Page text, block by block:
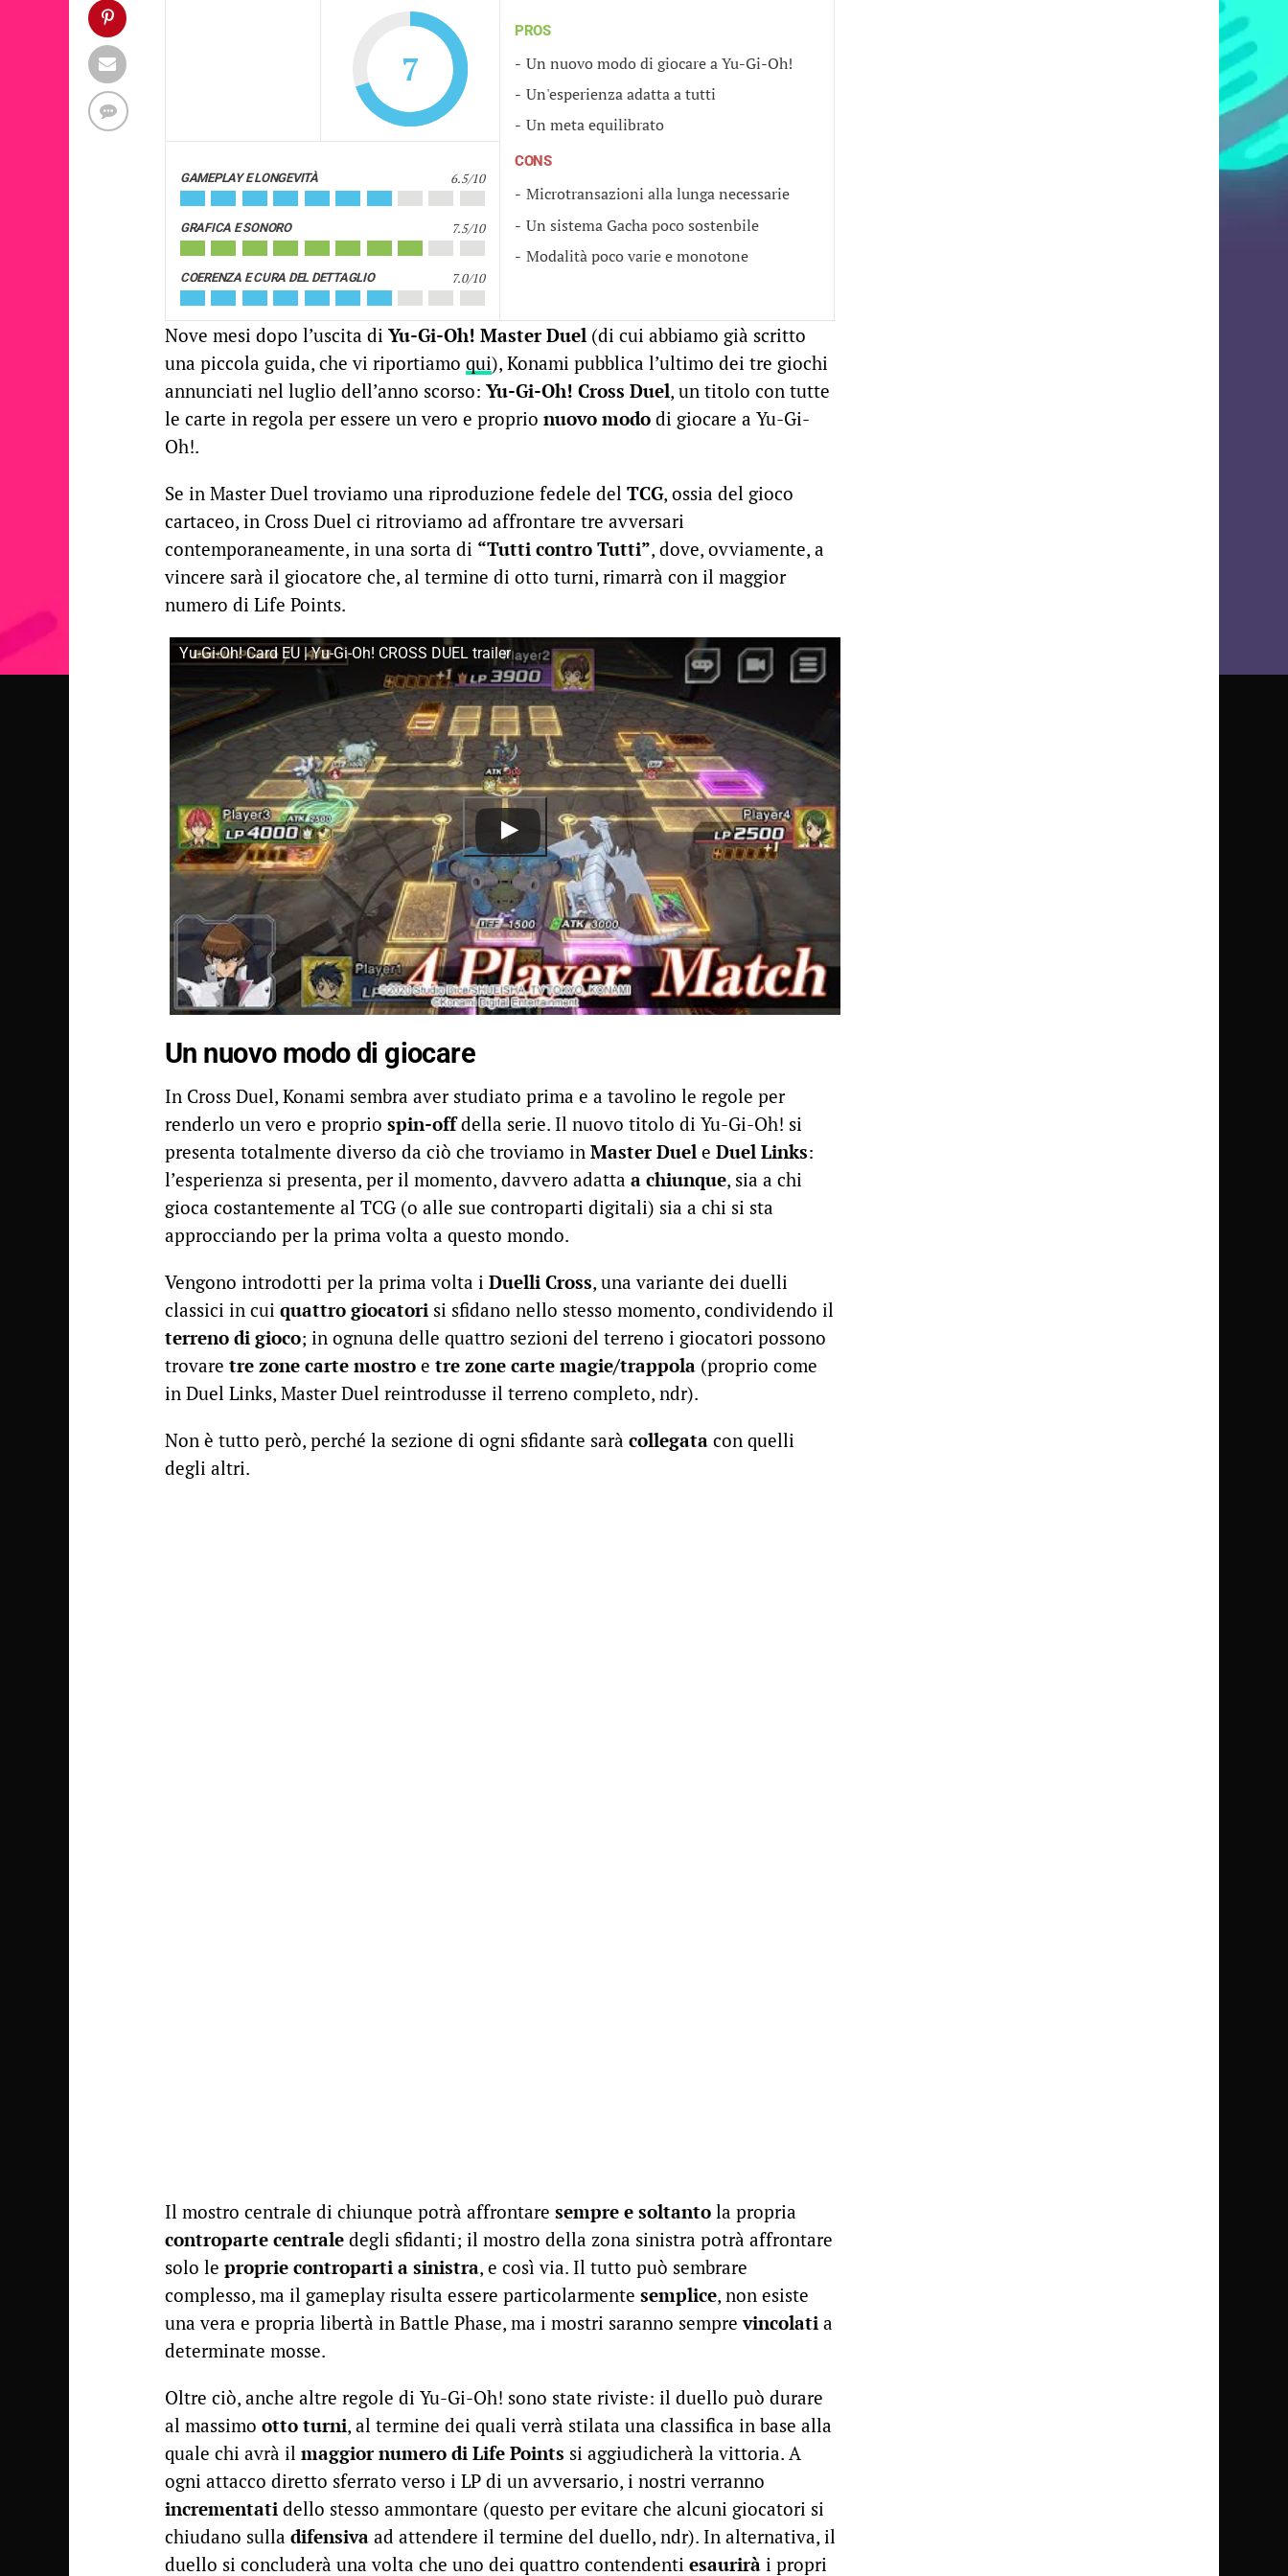
7
GAMEPLAY E LONGEVITÀ 6.5/10
GRAFICA E SONORO 7.5/10
COERENZA E CURA DEL DETTAGLIO 7.0/10
PROS
Un nuovo modo di giocare a Yu-Gi-Oh!
Un'esperienza adatta a tutti
Un meta equilibrato
CONS
Microtransazioni alla lunga necessarie
Un sistema Gacha poco sostenbile
Modalità poco varie e monotone
Nove mesi dopo l’uscita di Yu-Gi-Oh! Master Duel (di cui abbiamo già scritto
una piccola guida, che vi riportiamo qui), Konami pubblica l’ultimo dei tre giochi
annunciati nel luglio dell’anno scorso: Yu-Gi-Oh! Cross Duel, un titolo con tutte
le carte in regola per essere un vero e proprio nuovo modo di giocare a Yu-Gi-
Oh!.
Se in Master Duel troviamo una riproduzione fedele del TCG, ossia del gioco
cartaceo, in Cross Duel ci ritroviamo ad affrontare tre avversari
contemporaneamente, in una sorta di “Tutti contro Tutti”, dove, ovviamente, a
vincere sarà il giocatore che, al termine di otto turni, rimarrà con il maggior
numero di Life Points.
Yu-Gi-Oh! Card EU | Yu-Gi-Oh! CROSS DUEL trailer
Un nuovo modo di giocare
In Cross Duel, Konami sembra aver studiato prima e a tavolino le regole per
renderlo un vero e proprio spin-offdella serie. Il nuovo titolo di Yu-Gi-Oh! si
presenta totalmente diverso da ciò che troviamo in Master Duel e Duel Links:
l’esperienza si presenta, per il momento, davvero adatta a chiunque, sia a chi
gioca costantemente al TCG (o alle sue controparti digitali) sia a chi si sta
approcciando per la prima volta a questo mondo.
Vengono introdotti per la prima volta i Duelli Cross, una variante dei duelli
classici in cui quattro giocatori si sfidano nello stesso momento, condividendo il
terreno di gioco; in ognuna delle quattro sezioni del terreno i giocatori possono
trovare tre zone carte mostro e tre zone carte magie/trappola (proprio come
in Duel Links, Master Duel reintrodusse il terreno completo, ndr).
Non è tutto però, perché la sezione di ogni sfidante sarà collegata con quelli
degli altri.
Il mostro centrale di chiunque potrà affrontare sempre e soltanto la propria
controparte centrale degli sfidanti; il mostro della zona sinistra potrà affrontare
solo le proprie controparti a sinistra, e così via. Il tutto può sembrare
complesso, ma il gameplay risulta essere particolarmente semplice, non esiste
una vera e propria libertà in Battle Phase, ma i mostri saranno semprevincolati a
determinate mosse.
Oltre ciò, anche altre regole di Yu-Gi-Oh! sono state riviste: il duello può durare
al massimo otto turni, al termine dei quali verrà stilata una classifica in base alla
quale chi avrà il maggior numero di Life Points si aggiudicherà la vittoria. A
ogni attacco diretto sferrato verso i LP di un avversario, i nostri verranno
incrementati dello stesso ammontare (questo per evitare che alcuni giocatori si
chiudano sulla difensiva ad attendere il termine del duello, ndr). In alternativa, il
duello si concluderà una volta che uno dei quattro contendenti esaurirà i propri